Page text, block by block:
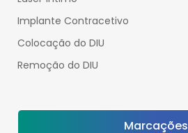
Implante Contracetivo
Colocação do DIU
Remoção do DIU
Marcações